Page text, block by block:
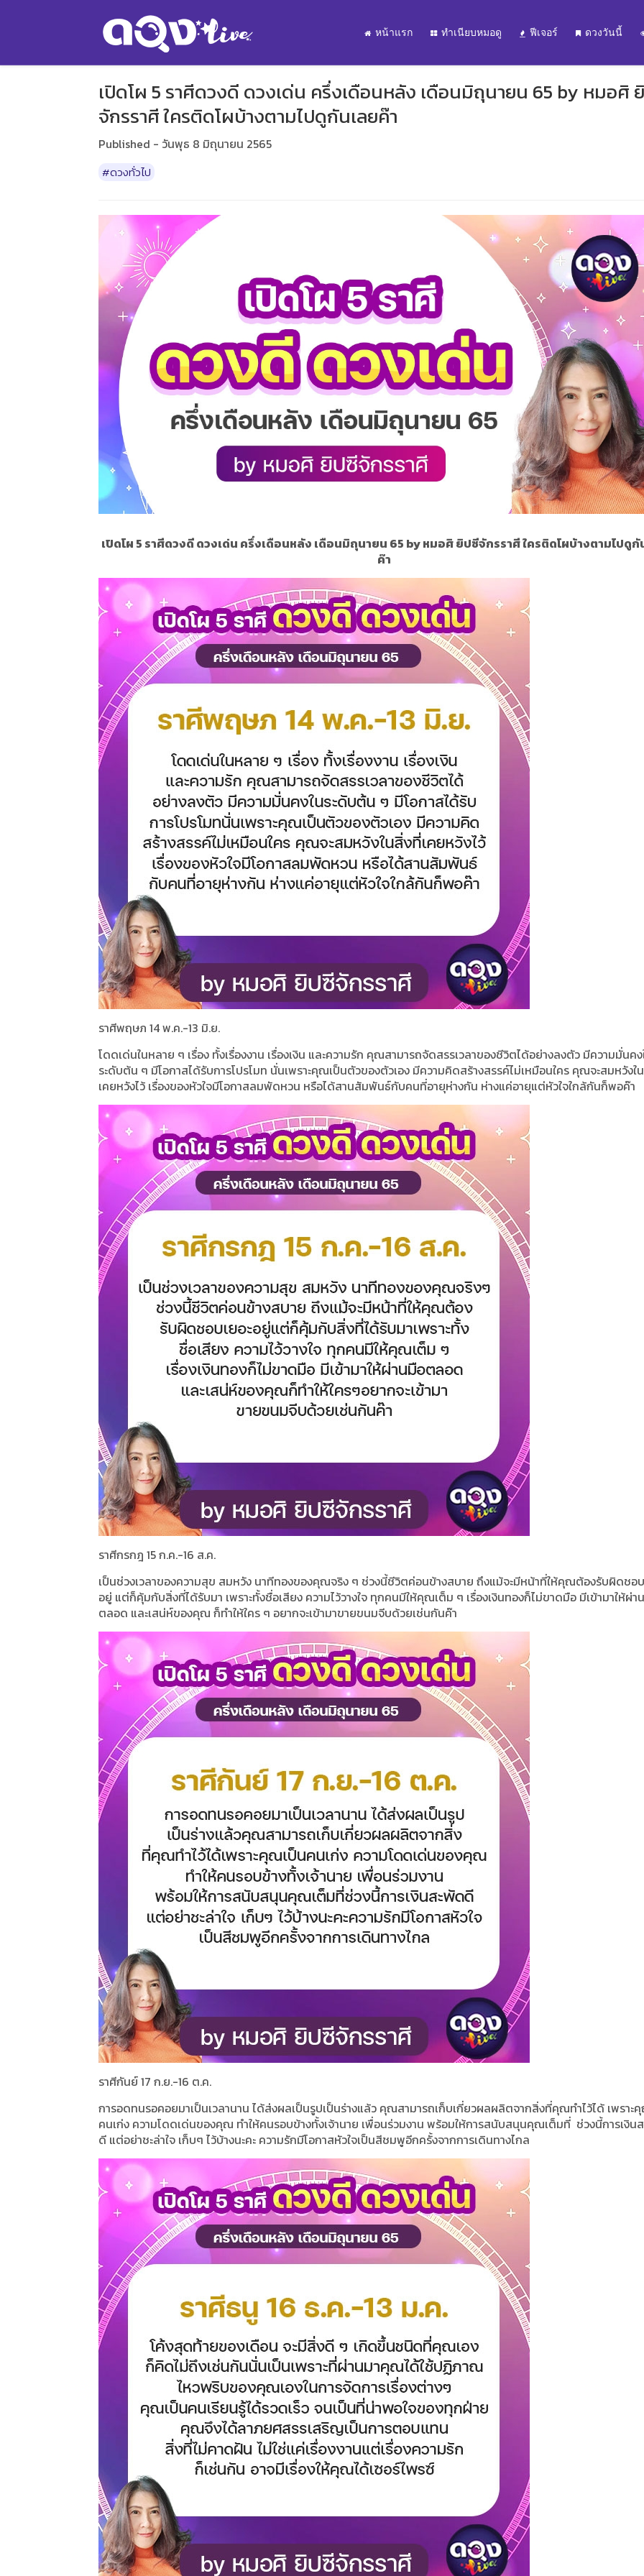
หน้าแรก ทำเนียบหมอดู ฟีเจอร์ ดวงวันนี้
เปิดโผ 5 ราศีดวงดี ดวงเด่น ครึ่งเดือนหลัง เดือนมิถุนายน 65 by หมอศิ
จักรราศี ใครติดโผบ้างตามไปดูกันเลยค๊า
Published - วันพุธ 8 มิถุนายน 2565
#ดวงทั่วไป
เปิดโผ 5 ราศีดวงดี ดวงเด่น ครึ่งเดือนหลัง เดือนมิถุนายน 65 by หมอศิ ยิปซีจักรราศีใครติดโผบ้างตามไปดูกั
ค๊า
ราศีพฤษภ 14 พ.ค.-13 มิ.ย.
โดดเด่นในหลาย ๆ เรื่อง ทั้งเรื่องงาน เรื่องเงิน และความรัก คุณสามารถจัดสรรเวลาของชีวิตได้อย่างลงตัว มีความมั่นคง
ระดับต้น ๆ มีโอกาสได้รับการโปรโมท นั่นเพราะคุณเป็นตัวของตัวเอง มีความคิดสร้างสรรค์ไม่เหมือนใคร คุณจะสมหวังใ
เคยหวังไว้ เรื่องของหัวใจมีโอกาสลมพัดหวน หรือได้สานสัมพันธ์กับคนที่อายุห่างกัน ห่างแค่อายุแต่หัวใจใกล้กันก็พอค๊า
ราศีกรกฎ 15 ก.ค.-16 ส.ค.
เป็นช่วงเวลาของความสุข สมหวัง นาทีทองของคุณจริง ๆ ช่วงนี้ชีวิตค่อนข้างสบาย ถึงแม้จะมีหน้าที่ให้คุณต้องรับผิดชอบ
อยู่ แต่ก็คุ้มกับสิ่งที่ได้รับมา เพราะทั้งชื่อเสียง ความไว้วางใจ ทุกคนมีให้คุณเต็ม ๆ เรื่องเงินทองก็ไม่ขาดมือ มีเข้ามาให้ผ่า
ตลอด และเสน่ห์ของคุณ ก็ทำให้ใคร ๆ อยากจะเข้ามาขายขนมจีบด้วยเช่นกันค๊า
ราศีกันย์ 17 ก.ย.-16 ต.ค.
การอดทนรอคอยมาเป็นเวลานาน ได้ส่งผลเป็นรูปเป็นร่างแล้ว คุณสามารถเก็บเกี่ยวผลผลิตจากสิ่งที่คุณทำไว้ได้ เพราะ
คนเก่ง ความโดดเด่นของคุณ ทำให้คนรอบข้างทั้งเจ้านาย เพื่อนร่วมงาน พร้อมให้การสนับสนุนคุณเต็มที่ ช่วงนี้การเงิน
ดี แต่อย่าชะล่าใจ เก็บๆ ไว้บ้างนะคะ ความรักมีโอกาสหัวใจเป็นสีชมพูอีกครั้งจากการเดินทางไกล